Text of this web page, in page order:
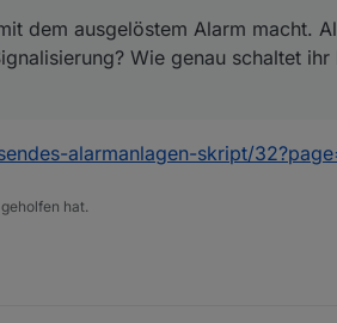
dem ausgelöstem Alarm macht.
Wie genau schaltet
alarmanlagen-skript/
hat.